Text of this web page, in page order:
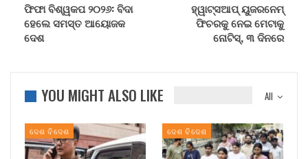
ଫିଫା ବିଶ୍ୱକପ ୨୦୨୬: ବିଦା
ହେଲେ ସମସ୍ତ ଆୟୋଜକ
ଦେଶ
ହ୍ୱାଟ୍ସଆପ୍ ୟୁଜରନେମ୍
ଫିଚରକୁ ନେଇ ମେଟାକୁ
ନୋଟିସ୍‌, ୩ ଦିନରେ
All
YOU MIGHT ALSO LIKE
ଦେଶ ବିଦେଶ ଦେଶ ବିଦେଶ